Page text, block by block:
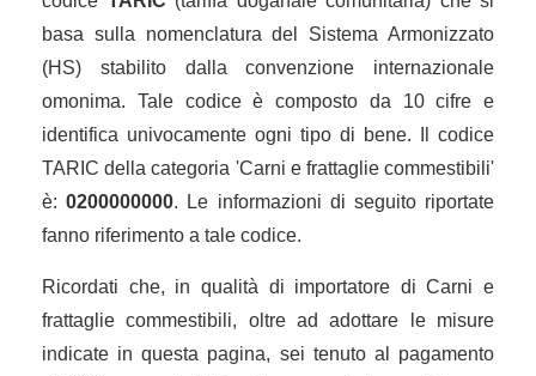
basa sulla nomenclatura del Sistema Armonizzato
(HS) stabilito dalla convenzione internazionale
omonima. Tale codice è composto da 10 cifre e
identifica univocamente ogni tipo di bene. Il codice
TARIC della categoria 'Carni e frattaglie commestibili'
è:0200000000. Le informazioni di seguito riportate
fanno riferimento a tale codice.
Ricordati che, in qualità di importatore di Carni e
frattaglie commestibili, oltre ad adottare le misure
indicate in questa pagina, sei tenuto al pagamento